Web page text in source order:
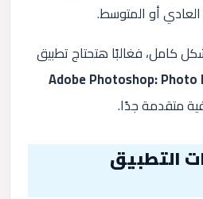
أو المتوسط.
كامل، فغالبًا هتحتاج تطبيق
Adobe Photoshop: Photo
متقدمة جدًا.
التطبيق